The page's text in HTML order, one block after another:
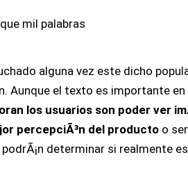
mil palabras
alguna vez este dicho
Aunque el texto es importante
los usuarios son poder ver
percepciÃ³n del producto o
determinar si realmente